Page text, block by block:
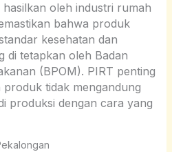
oleh industri rumah
bahwa produk
kesehatan dan
di tetapkan oleh Badan
(BPOM). PIRT penting
tidak mengandung
produksi dengan cara yang